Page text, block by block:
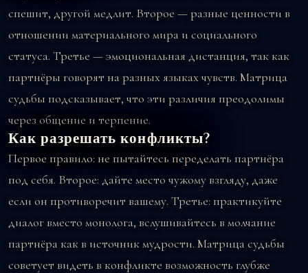
спешит, другой медлит. Второе — разные ценности в
отношении материального мира и социального
статуса. Третье — эмоциональная дистанция, так как
партнёры говорят на разных языках чувств. Матрица
судьбы подсказывает, что эти различия преодолимы
через общение и терпение.
Как разрешать конфликты?
Первое правило: не пытайтесь переделать партнёра
под себя. Второе: дайте место чужому взгляду, даже
если он противоречит вашему. Третье: практикуйте
диалог вместо монолога, вслушивайтесь в молчание
партнёра как в источник мудрости. Матрица судьбы
советует видеть в конфликте возможность глубже